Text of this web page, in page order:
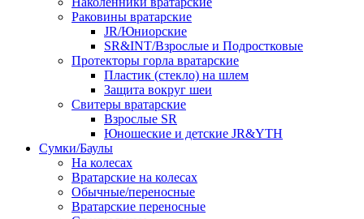
Раковины вратарские
JR/Юниорские
SR&INT/Взрослые и Подростковые
Протекторы горла вратарские
Пластик (стекло) на шлем
Защита вокруг шеи
Свитеры вратарские
Взрослые SR
Юношеские и детские JR&YTH
Сумки/Баулы
На колесах
Вратарские на колесах
Обычные/переносные
Вратарские переносные